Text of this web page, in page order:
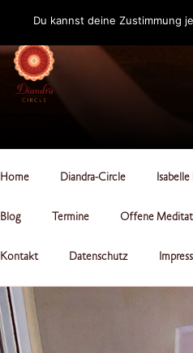
Home Diandra-Circle Isabelle
Blog Termine Offene
Kontakt Datenschutz
Du kannst deine Zustimmung